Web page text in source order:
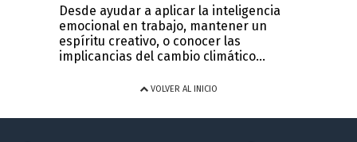
Desde ayudar a aplicar la inteligencia
emocional en trabajo, mantener un
espíritu creativo, o conocer las
implicancias del cambio climático...
VOLVER AL INICIO